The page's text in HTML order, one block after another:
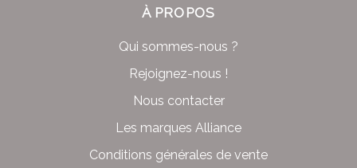
À PROPOS
Qui sommes-nous ?
Rejoignez-nous !
Nous contacter
Les marques Alliance
Conditions générales de vente